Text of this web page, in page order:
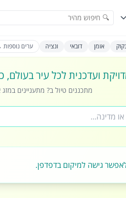
🔍 חיפוש מהיר
אומן דובאי ונציה ערים נוספות
ועדכנית לכל עיר בעולם,
מתכננים טיול ב? מתעניינים במזג
גישה למיקום בדפדפן.